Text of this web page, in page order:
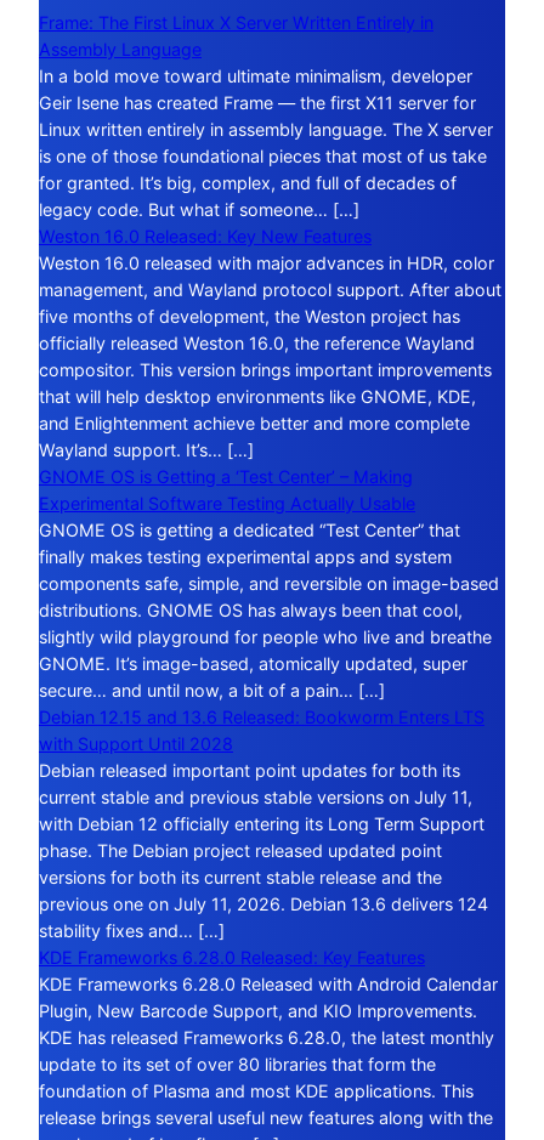
Frame: The First Linux X Server Written Entirely in
Assembly Language
In a bold move toward ultimate minimalism, developer
Geir Isene has created Frame — the first X11 server for
Linux written entirely in assembly language. The X server
is one of those foundational pieces that most of us take
for granted. It’s big, complex, and full of decades of
legacy code. But what if someone… […]
Weston 16.0 Released: Key New Features
Weston 16.0 released with major advances in HDR, color
management, and Wayland protocol support. After about
five months of development, the Weston project has
officially released Weston 16.0, the reference Wayland
compositor. This version brings important improvements
that will help desktop environments like GNOME, KDE,
and Enlightenment achieve better and more complete
Wayland support. It’s… […]
GNOME OS is Getting a ‘Test Center’ – Making
Experimental Software Testing Actually Usable
GNOME OS is getting a dedicated “Test Center” that
finally makes testing experimental apps and system
components safe, simple, and reversible on image-based
distributions. GNOME OS has always been that cool,
slightly wild playground for people who live and breathe
GNOME. It’s image-based, atomically updated, super
secure… and until now, a bit of a pain… […]
Debian 12.15 and 13.6 Released: Bookworm Enters LTS
with Support Until 2028
Debian released important point updates for both its
current stable and previous stable versions on July 11,
with Debian 12 officially entering its Long Term Support
phase. The Debian project released updated point
versions for both its current stable release and the
previous one on July 11, 2026. Debian 13.6 delivers 124
stability fixes and… […]
KDE Frameworks 6.28.0 Released: Key Features
KDE Frameworks 6.28.0 Released with Android Calendar
Plugin, New Barcode Support, and KIO Improvements.
KDE has released Frameworks 6.28.0, the latest monthly
update to its set of over 80 libraries that form the
foundation of Plasma and most KDE applications. This
release brings several useful new features along with the